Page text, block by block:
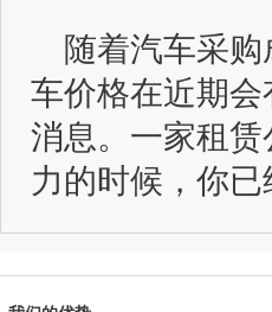
随着汽车采购
车价格在近期
消息。一家租
力的时候，你